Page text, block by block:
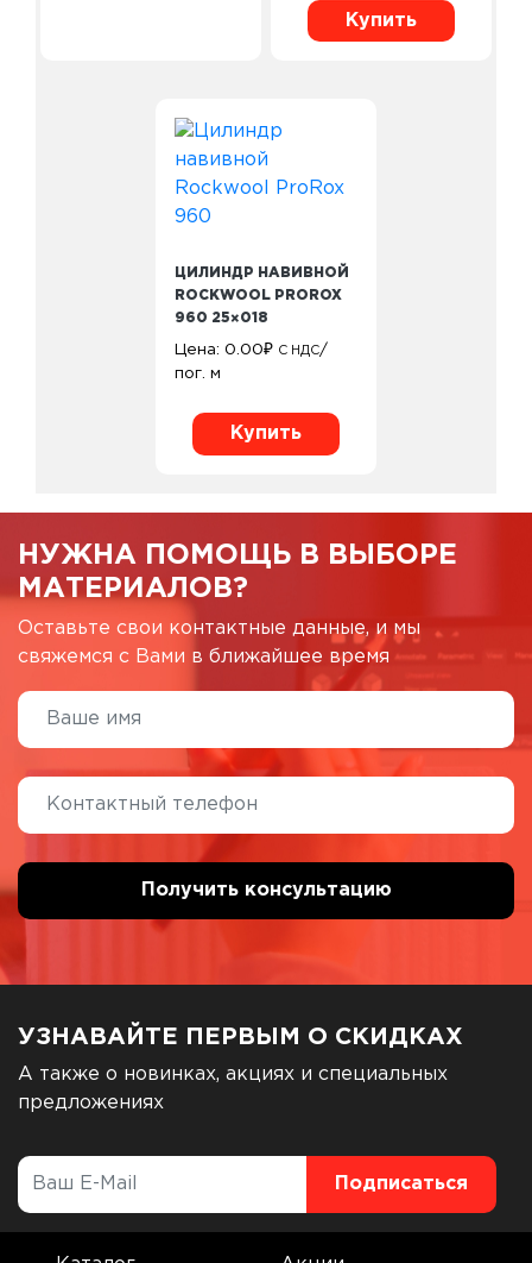
Купить
ЦИЛИНДР НАВИВНОЙ
960 25×018
пог. м
НУЖНА ПОМОЩЬ В ВЫБОРЕ
МАТЕРИАЛОВ?
Оставьте свои контактные данные, и мы
свяжемся с Вами в ближайшее время
УЗНАВАЙТЕ ПЕРВЫМ О СКИДКАХ
А также о новинках, акциях и специальных